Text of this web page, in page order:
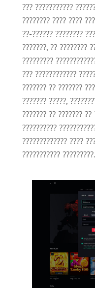
??? ???????????
???????? ???? ????
??-?????? ????????
???????, ?? ????????
?????????
??? ????????????
??????? ?? ???????
??????? ?????,
??????? ?? ??????? ??
??????????
????????????? ????
??????????? ?????????.